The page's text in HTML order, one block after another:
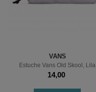
VANS
Estuche Vans Old Skool, Lila
14,00